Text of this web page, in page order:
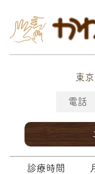
東
電話
診療時間